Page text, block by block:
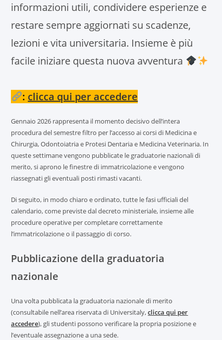
informazioni utili, condividere esperienze e
restare sempre aggiornati su scadenze,
lezioni e vita universitaria. Insieme è più
facile iniziare questa nuova avventura
: clicca qui per accedere
Gennaio 2026 rappresenta il momento decisivo dell’intera
procedura del semestre filtro per l’accesso ai corsi di Medicina e
Chirurgia, Odontoiatria e Protesi Dentaria e Medicina Veterinaria. In
queste settimane vengono pubblicate le graduatorie nazionali di
merito, si aprono le finestre di immatricolazione e vengono
riassegnati gli eventuali posti rimasti vacanti.
Di seguito, in modo chiaro e ordinato, tutte le fasi ufficiali del
calendario, come previste dal decreto ministeriale, insieme alle
procedure operative per completare correttamente
l’immatricolazione o il passaggio di corso.
Pubblicazione della graduatoria
nazionale
Una volta pubblicata la graduatoria nazionale di merito
(consultabile nell’area riservata di Universitaly,clicca qui per
accedere), gli studenti possono verificare la propria posizione e
l’eventuale assegnazione a una sede.